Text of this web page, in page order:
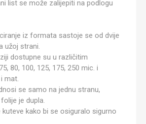
list se može zalijepiti na podlogu
iz formata sastoje se od dvije
užoj strani.
dostupne su u različitim
80, 100, 125, 175, 250 mic. i
mat.
se samo na jednu stranu,
je dupla.
kuteve kako bi se osiguralo sigurno